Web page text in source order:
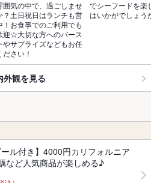
囲気の中で、過ごしませ
？土日祝日はランチも営
！お食事でのご利用でも
迎☆大切な方へのバース
やサプライズなどもお任
ださい！
でシーフードを楽
はいかがでしょう
外観を見る
ール付き】4000円カリフォルニア
など人気商品が楽しめる♪